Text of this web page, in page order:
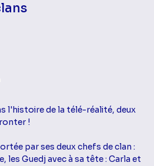
l'histoire de la télé-réalité, deux
!
par ses deux chefs de clan :
les Guedj avec à sa tête : Carla et